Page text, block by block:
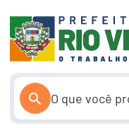
conteúdo